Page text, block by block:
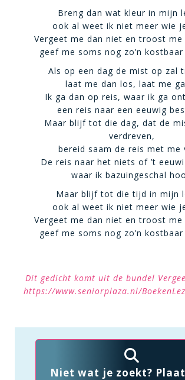
Breng dan wat kleur in mijn
ook al weet ik niet meer wie
Vergeet me dan niet en troost me
geef me soms nog zo’n
Als op een dag de mist op zal
laat me dan los, laat me
Ik ga dan op reis, waar ik ga
een reis naar een eeuwig
Maar blijf tot die dag, dat de
verdreven,
bereid saam de reis met me
De reis naar het niets of ’t
waar ik bazuingeschal
Maar blijf tot die tijd in mijn
ook al weet ik niet meer wie
Vergeet me dan niet en troost me
geef me soms nog zo’n
Dit gedicht komt uit de bundel
https://www.seniorplaza.nl/
Niet wat je zoekt?